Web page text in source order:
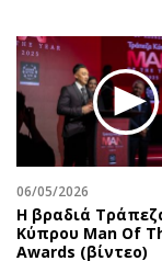
06/05/2026
Η βραδιά
Κύπρου Man Of
Awards (βίντεο)